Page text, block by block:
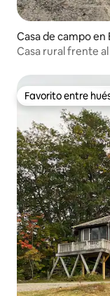
Casa de campo en
Casa rural frente
Favorito entre
Favorito entre